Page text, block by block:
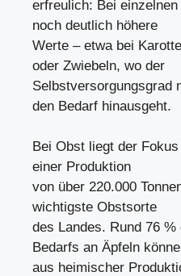
erfreulich: Bei
noch deutlich höhere
Werte – etwa bei
oder Zwiebeln, wo der
Selbstversorgungsgrad
den Bedarf hinausgeht.
Bei Obst liegt der
einer Produktion
von über 220.000
wichtigste Obstsorte
des Landes. Rund 76
Bedarfs an Äpfeln
aus heimischer